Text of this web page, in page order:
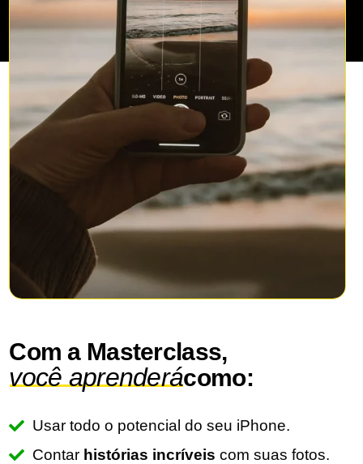
Com a Masterclass,
você aprenderácomo:
Usar todo o potencial do seu iPhone.
Contar histórias incríveis com suas fotos.